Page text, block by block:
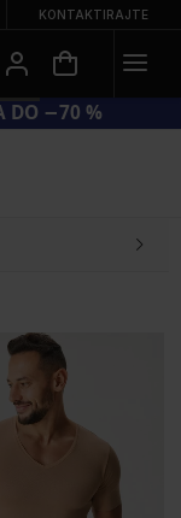
KONTAKTIRAJTE
DO −70 %